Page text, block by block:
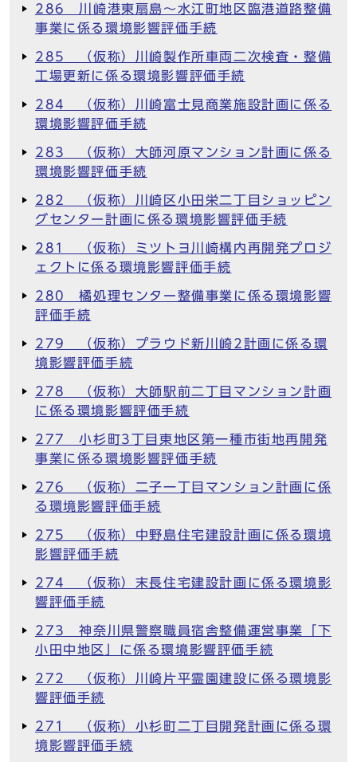
286 川崎港東扇島～水江町地区臨港道路整備
事業に係る環境影響評価手続
285 （仮称）川崎製作所車両二次検査・整備
工場更新に係る環境影響評価手続
284 （仮称）川崎富士見商業施設計画に係る
環境影響評価手続
283 （仮称）大師河原マンション計画に係る
環境影響評価手続
282 （仮称）川崎区小田栄二丁目ショッピン
グセンター計画に係る環境影響評価手続
281 （仮称）ミツトヨ川崎構内再開発プロジ
ェクトに係る環境影響評価手続
280 橘処理センター整備事業に係る環境影響
評価手続
279 （仮称）プラウド新川崎2計画に係る環
境影響評価手続
278 （仮称）大師駅前二丁目マンション計画
に係る環境影響評価手続
277 小杉町3丁目東地区第一種市街地再開発
事業に係る環境影響評価手続
276 （仮称）二子一丁目マンション計画に係
る環境影響評価手続
275 （仮称）中野島住宅建設計画に係る環境
影響評価手続
274 （仮称）末長住宅建設計画に係る環境影
響評価手続
273 神奈川県警察職員宿舎整備運営事業「下
小田中地区」に係る環境影響評価手続
272 （仮称）川崎片平霊園建設に係る環境影
響評価手続
271 （仮称）小杉町二丁目開発計画に係る環
境影響評価手続